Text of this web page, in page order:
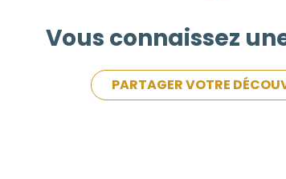
Vous connaissez
PARTAGER VOTRE